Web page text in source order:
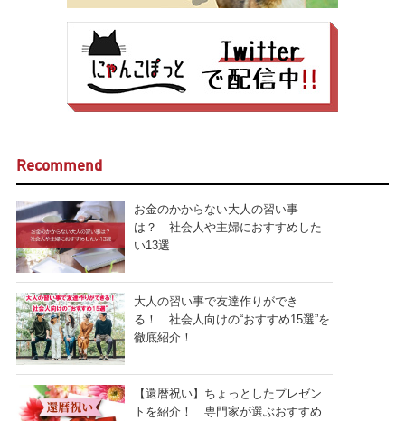
Recommend
お金のかからない大人の習い事
は？ 社会人や主婦におすすめした
い13選
大人の習い事で友達作りができ
る！ 社会人向けの“おすすめ15選”を
徹底紹介！
【還暦祝い】ちょっとしたプレゼン
トを紹介！ 専門家が選ぶおすすめ